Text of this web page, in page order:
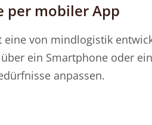
per mobiler App
von mindlogistik
ein Smartphone oder
anpassen.